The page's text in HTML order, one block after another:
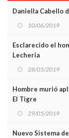
Daniella Cabello
10/06/2019
Esclarecido el
Lechería
28/05/2019
Hombre murió
El Tigre
29/05/2019
Nuevo Sistema